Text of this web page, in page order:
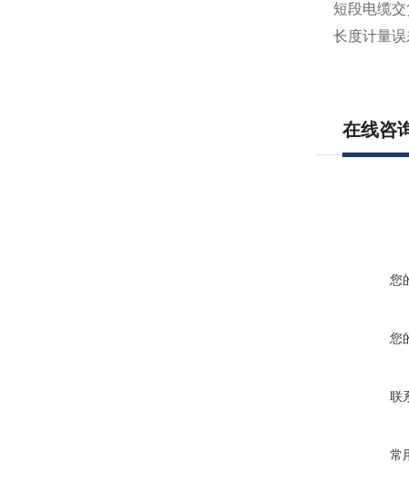
短段电缆
长度计量
在线咨
您
您
联
常